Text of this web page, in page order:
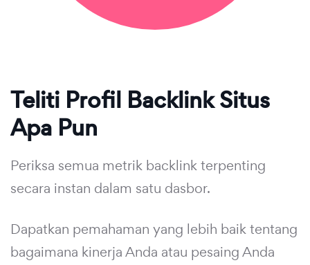
Teliti Profil Backlink Situs
Apa Pun
Periksa semua metrik backlink terpenting
secara instan dalam satu dasbor.
Dapatkan pemahaman yang lebih baik tentang
bagaimana kinerja Anda atau pesaing Anda